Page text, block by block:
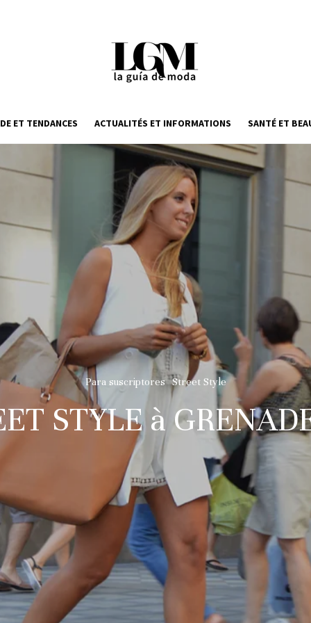
ET TENDANCES ACTUALITÉS ET INFORMATIONS SANTÉ ET
Para suscriptores Street Style
STYLE à